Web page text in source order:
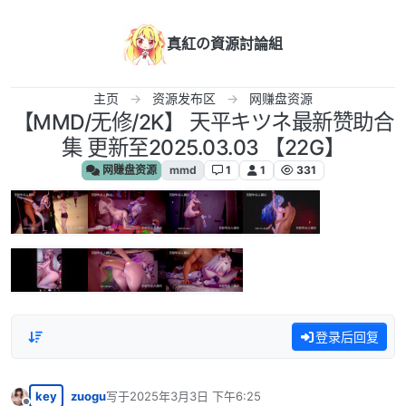
真紅の資源討論組
主页 资源发布区 网赚盘资源
【MMD/无修/2K】 天平キツネ最新赞助合
集 更新至2025.03.03 【22G】
网赚盘资源 mmd 1 1 331
登录后回复
key zuogu写于2025年3月3日 下午6:25